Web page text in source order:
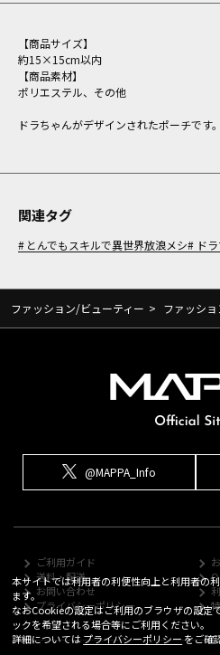
【商品サイズ】
約15×15cm以内
【商品素材】
ポリエステル、その他
ドラちゃんがデザインされたポーチです。
関連タグ
とんでもスキルで異世界放浪メシ ド
ファッション/ビューティー > ファッシ
@MAPPA_Info
ご利用ガイド
送料・配送
お問い合わせ
プライバシーポリシー
本サイトでは利用者の利便性向上と利用者の
ます。
なおCookieの設定はご利用のブラウザの設定
ックを希望される場合等にご利用ください。
詳細についてはプライバシーポリシーをご確